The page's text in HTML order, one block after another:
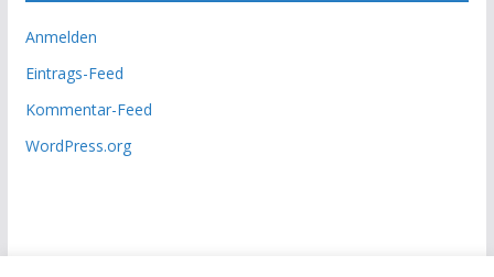
Anmelden
Eintrags-Feed
Kommentar-Feed
WordPress.org